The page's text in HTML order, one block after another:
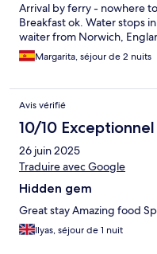
Arrival by ferry - nowhere
Breakfast ok. Water stops
waiter from Norwich,
Margarita, séjour de 2 nuits
Avis vérifié
10/10 Exceptionnel
26 juin 2025
Traduire avec Google
Hidden gem
Great stay Amazing food
Ilyas, séjour de 1 nuit